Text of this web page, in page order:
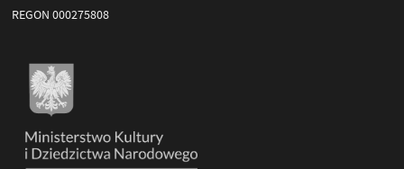
REGON 000275808